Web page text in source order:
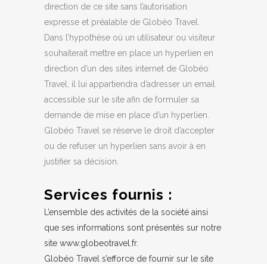
direction de ce site sans l’autorisation
expresse et préalable de Globéo Travel.
Dans l’hypothèse où un utilisateur ou visiteur
souhaiterait mettre en place un hyperlien en
direction d’un des sites internet de Globéo
Travel, il lui appartiendra d’adresser un email
accessible sur le site afin de formuler sa
demande de mise en place d’un hyperlien.
Globéo Travel se réserve le droit d’accepter
ou de refuser un hyperlien sans avoir à en
justifier sa décision.
Services fournis :
L’ensemble des activités de la société ainsi
que ses informations sont présentés sur notre
site www.globeotravel.fr.
Globéo Travel s’efforce de fournir sur le site